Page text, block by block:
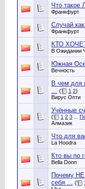
Что такое
Франкфурт
Случай
Франкфурт
КТО
В Ожидании
Южная
Вечность
В чем для
... ( 1 2)
Вирус Опти
Учённые
( 1 2 3
Алмазик
Что для
La Hoodra
Кто вы по
Bella Donn
Почему
себя ... (